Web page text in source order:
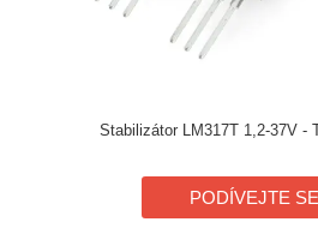
Stabilizátor LM317T 1,2-37V -
PODÍVEJTE